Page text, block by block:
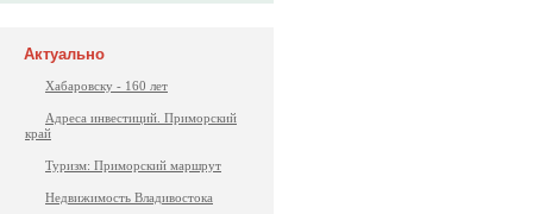
Актуально
Хабаровску - 160 лет
Адреса инвестиций. Приморский
край
Туризм: Приморский маршрут
Недвижимость Владивостока